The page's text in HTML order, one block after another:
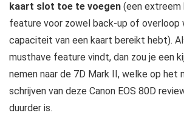
kaart slot toe te voegen (een extreem
feature voor zowel back-up of overloop
capaciteit van een kaart bereikt hebt).
musthave feature vindt, dan zou je een
nemen naar de 7D Mark II, welke op het
schrijven van deze Canon EOS 80D
duurder is.